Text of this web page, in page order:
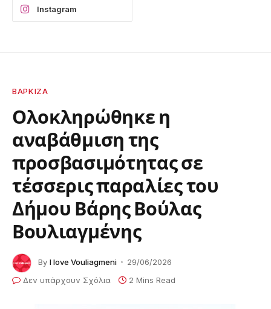
Instagram
ΒΆΡΚΙΖΑ
Ολοκληρώθηκε η
αναβάθμιση της
προσβασιμότητας σε
τέσσερις παραλίες του
Δήμου Βάρης Βούλας
Βουλιαγμένης
By I love Vouliagmeni
29/06/2026
Δεν υπάρχουν Σχόλια
2 Mins Read